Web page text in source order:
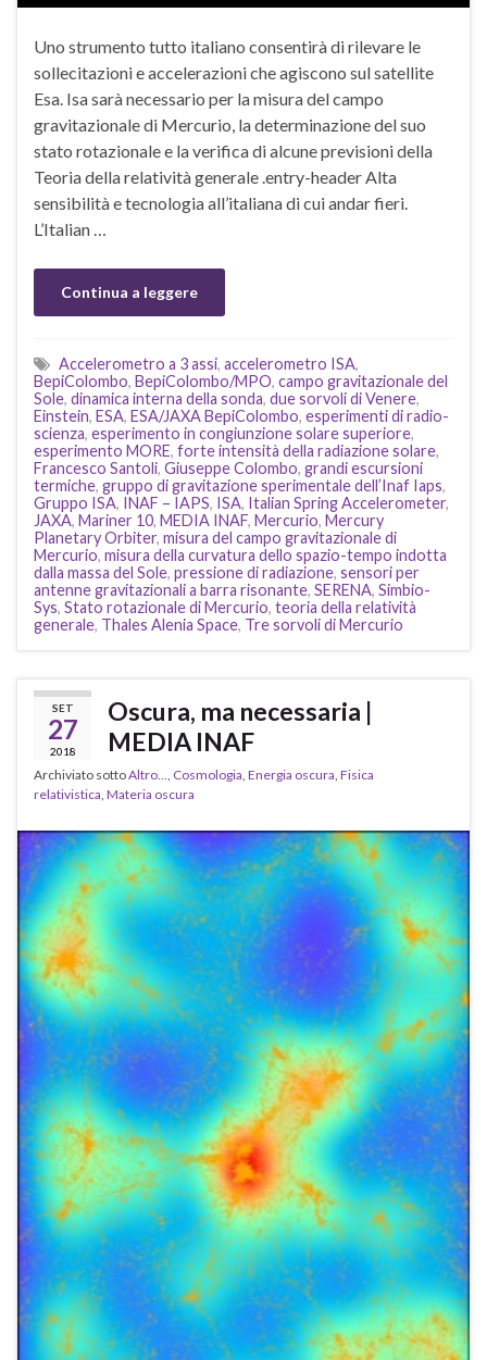
Uno strumento tutto italiano consentirà di rilevare le
sollecitazioni e accelerazioni che agiscono sul satellite
Esa. Isa sarà necessario per la misura del campo
gravitazionale di Mercurio, la determinazione del suo
stato rotazionale e la verifica di alcune previsioni della
Teoria della relatività generale .entry-header Alta
sensibilità e tecnologia all’italiana di cui andar fieri.
L’Italian …
Continua a leggere
Accelerometro a 3 assi, accelerometro ISA,
BepiColombo, BepiColombo/MPO, campo gravitazionale del
Sole, dinamica interna della sonda, due sorvoli di Venere,
Einstein, ESA, ESA/JAXA BepiColombo, esperimenti di radio-
scienza, esperimento in congiunzione solare superiore,
esperimento MORE, forte intensità della radiazione solare,
Francesco Santoli, Giuseppe Colombo, grandi escursioni
termiche, gruppo di gravitazione sperimentale dell’Inaf Iaps,
Gruppo ISA, INAF – IAPS, ISA, Italian Spring Accelerometer,
JAXA, Mariner 10, MEDIA INAF, Mercurio, Mercury
Planetary Orbiter, misura del campo gravitazionale di
Mercurio, misura della curvatura dello spazio-tempo indotta
dalla massa del Sole, pressione di radiazione, sensori per
antenne gravitazionali a barra risonante, SERENA, Simbio-
Sys, Stato rotazionale di Mercurio, teoria della relatività
generale, Thales Alenia Space, Tre sorvoli di Mercurio
SET
27
2018
Oscura, ma necessaria |
MEDIA INAF
Archiviato sottoAltro... Cosmologia Energia oscura Fisica
relativistica Materia oscura